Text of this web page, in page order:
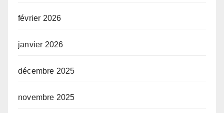
février 2026
janvier 2026
décembre 2025
novembre 2025